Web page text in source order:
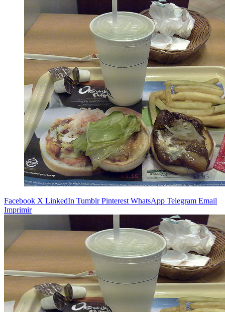
Facebook X LinkedIn Tumblr Pinterest WhatsApp Telegram Email
Imprimir